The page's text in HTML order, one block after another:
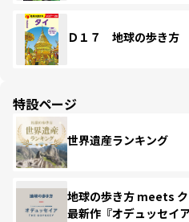
Ｄ１７ 地球の歩き方
特設ページ
世界遺産ランキング
地球の歩き方 meets
最新作『オデュッセイア